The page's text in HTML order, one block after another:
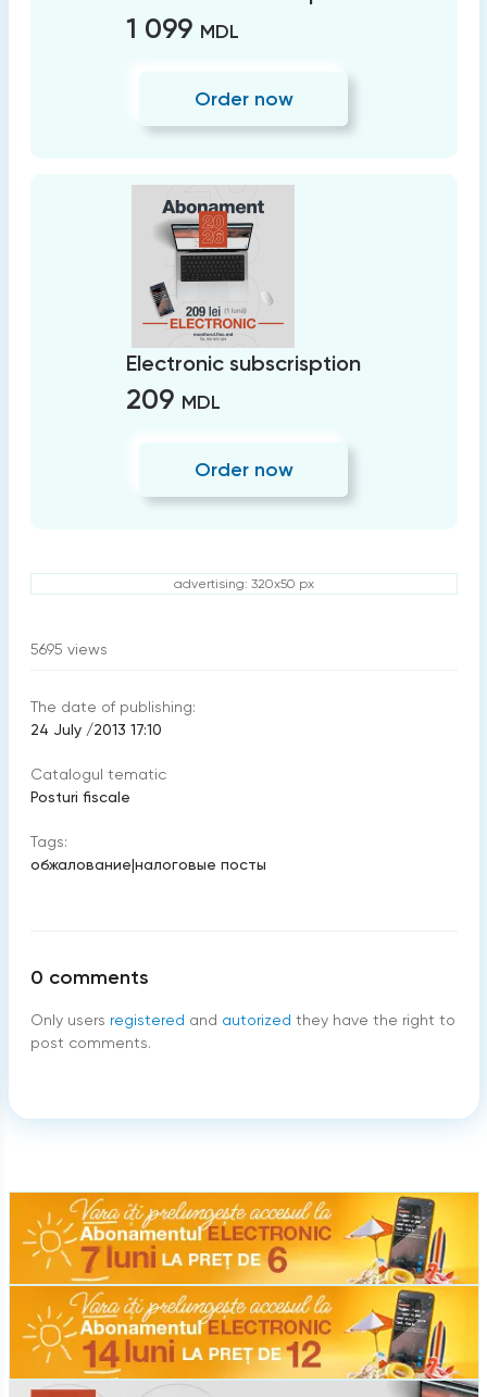
1 099 MDL
Order now
Electronic subscrisption
209 MDL
Order now
advertising: 320x50 px
5695 views
The date of publishing:
24 July /2013 17:10
Catalogul tematic
Posturi fiscale
Tags:
обжалование|налоговые посты
0 comments
Only users registered and autorized they have the right to
post comments.